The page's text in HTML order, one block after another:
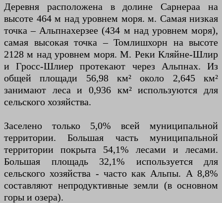
Деревня расположена в долине Сарнераа на
высоте 464 м над уровнем моря. м. Самая низкая
точка – Альпнахерзее (434 м над уровнем моря),
самая высокая точка – Томлишхорн на высоте
2128 м над уровнем моря. М. Реки Кляйне-Шлир
и Гросс-Шлиер протекают через Альпнах. Из
общей площади 56,98 км² около 2,645 км²
занимают леса и 0,936 км² используются для
сельского хозяйства.
Заселено только 5,0% всей муниципальной
территории. Большая часть муниципальной
территории покрыта 54,1% лесами и лесами.
Большая площадь 32,1% используется для
сельского хозяйства - часто как Альпы. А 8,8%
составляют непродуктивные земли (в основном
горы и озера).